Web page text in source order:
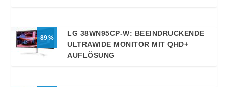
89
LG 38WN95CP-W: BEEINDRUCKENDE
ULTRAWIDE MONITOR MIT QHD+
AUFLÖSUNG